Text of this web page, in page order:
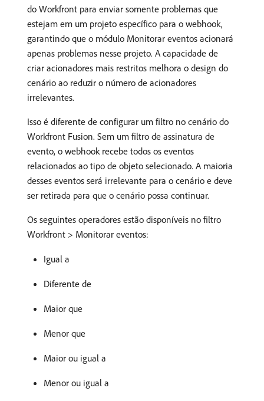
do Workfront para enviar somente problemas que
estejam em um projeto específico para o webhook,
garantindo que o módulo Monitorar eventos acionará
apenas problemas nesse projeto. A capacidade de
criar acionadores mais restritos melhora o design do
cenário ao reduzir o número de acionadores
irrelevantes.
Isso é diferente de configurar um filtro no cenário do
Workfront Fusion. Sem um filtro de assinatura de
evento, o webhook recebe todos os eventos
relacionados ao tipo de objeto selecionado. A maioria
desses eventos será irrelevante para o cenário e deve
ser retirada para que o cenário possa continuar.
Os seguintes operadores estão disponíveis no filtro
Workfront > Monitorar eventos:
Igual a
Diferente de
Maior que
Menor que
Maior ou igual a
Menor ou igual a